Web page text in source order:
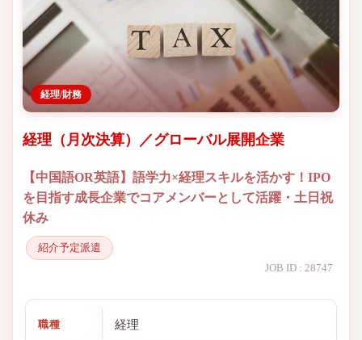
経理/財務
経理（月次決算）／グローバル展開企業
【中国語OR英語】語学力×経理スキルを活かす！IPO
を目指す成長企業でコアメンバーとして活躍・土日祝
休み
紹介予定派遣
JOB ID : 28747
職種 経理